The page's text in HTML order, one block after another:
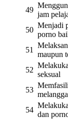
49
jam
50
Menjadi
porno
51
maupun
52
seksual
53
54
dan